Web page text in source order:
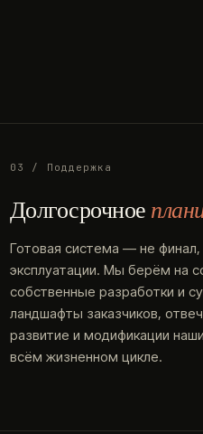
03 / Поддержка
Долгосрочное
Готовая система — не финал,
эксплуатации. Мы берём на
собственные разработки и
ландшафты заказчиков,
развитие и модификации
всём жизненном цикле.